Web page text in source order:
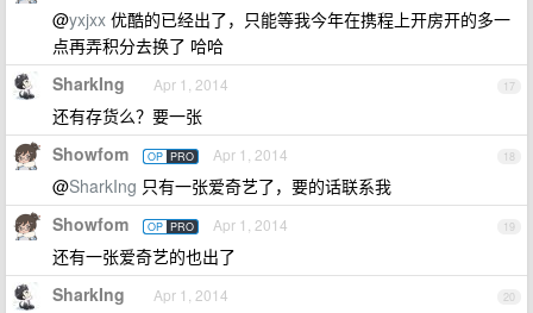
@yxjxx 优酷的已经出了，只能等我今年在携程上开房开的多一
点再弄积分去换了 哈哈
17
SharkIng Apr 1, 2014
还有存货么？要一张
18
Showfom OP PRO Apr 1, 2014
@SharkIng 只有一张爱奇艺了，要的话联系我
19
Showfom OP PRO Apr 1, 2014
还有一张爱奇艺的也出了
20
SharkIng Apr 1, 2014